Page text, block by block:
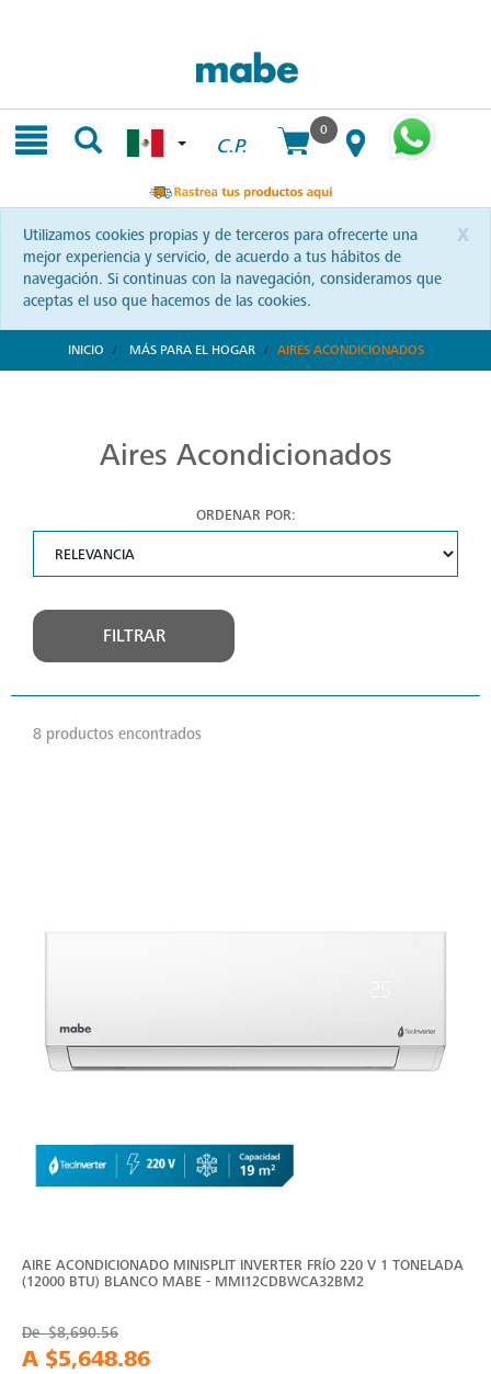
C.P.
0
x
Utilizamos cookies propias y de terceros para ofrecerte una
mejor experiencia y servicio, de acuerdo a tus hábitos de
navegación. Si continuas con la navegación, consideramos que
aceptas el uso que hacemos de las cookies.
INICIO MÁS PARA EL HOGAR AIRES ACONDICIONADOS
Aires Acondicionados
ORDENAR POR:
FILTRAR
8 productos encontrados
AIRE ACONDICIONADO MINISPLIT INVERTER FRÍO 220 V 1 TONELADA
(12000 BTU) BLANCO MABE - MMI12CDBWCA32BM2
De$8,690.56
A $5,648.86